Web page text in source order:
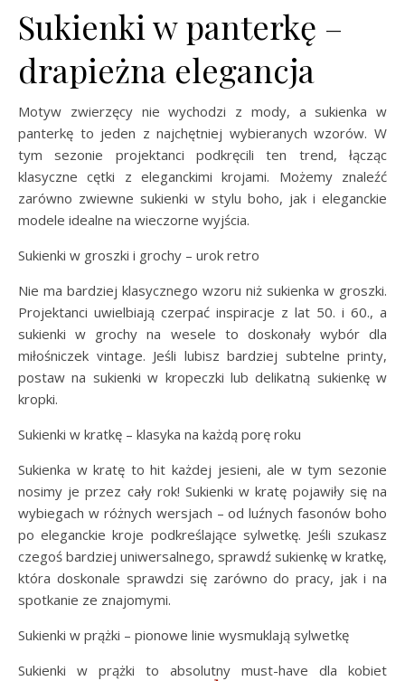
Sukienki w panterkę –
drapieżna elegancja
Motyw zwierzęcy nie wychodzi z mody, a sukienka w
panterkę to jeden z najchętniej wybieranych wzorów. W
tym sezonie projektanci podkręcili ten trend, łącząc
klasyczne cętki z eleganckimi krojami. Możemy znaleźć
zarówno zwiewne sukienki w stylu boho, jak i eleganckie
modele idealne na wieczorne wyjścia.
Sukienki w groszki i grochy – urok retro
Nie ma bardziej klasycznego wzoru niż sukienka w groszki.
Projektanci uwielbiają czerpać inspiracje z lat 50. i 60., a
sukienki w grochy na wesele to doskonały wybór dla
miłośniczek vintage. Jeśli lubisz bardziej subtelne printy,
postaw na sukienki w kropeczki lub delikatną sukienkę w
kropki.
Sukienki w kratkę – klasyka na każdą porę roku
Sukienka w kratę to hit każdej jesieni, ale w tym sezonie
nosimy je przez cały rok! Sukienki w kratę pojawiły się na
wybiegach w różnych wersjach – od luźnych fasonów boho
po eleganckie kroje podkreślające sylwetkę. Jeśli szukasz
czegoś bardziej uniwersalnego, sprawdź sukienkę w kratkę,
która doskonale sprawdzi się zarówno do pracy, jak i na
spotkanie ze znajomymi.
Sukienki w prążki – pionowe linie wysmuklają sylwetkę
Sukienki w prążki to absolutny must-have dla kobiet